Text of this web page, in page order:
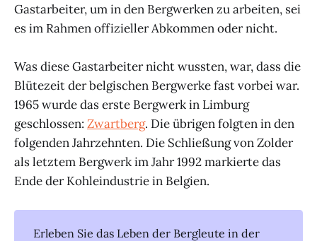
Gastarbeiter, um in den Bergwerken zu arbeiten, sei
es im Rahmen offizieller Abkommen oder nicht.
Was diese Gastarbeiter nicht wussten, war, dass die
Blütezeit der belgischen Bergwerke fast vorbei war.
1965 wurde das erste Bergwerk in Limburg
geschlossen: Zwartberg. Die übrigen folgten in den
folgenden Jahrzehnten. Die Schließung von Zolder
als letztem Bergwerk im Jahr 1992 markierte das
Ende der Kohleindustrie in Belgien.
Erleben Sie das Leben der Bergleute in der